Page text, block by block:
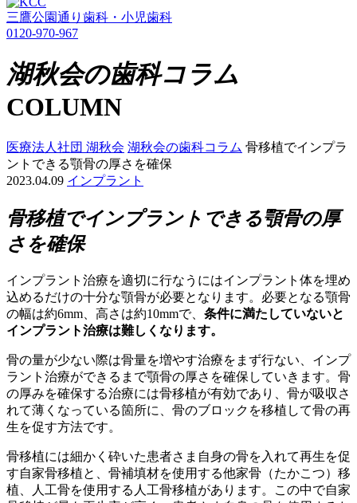
三鷹公園通り歯科・小児歯科
0120-970-967
湖秋会の歯科コラム
COLUMN
医療法人社団 湖秋会 湖秋会の歯科コラム 骨移植でインプラ
ントできる顎骨の厚さを確保
2023.04.09 インプラント
骨移植でインプラントできる顎骨の厚
さを確保
インプラント治療を適切に行なうにはインプラント体を埋め
込めるだけの十分な顎骨が必要となります。必要となる顎骨
の幅は約6mm、高さは約10mmで、 条件に満たしていないと
インプラント治療は難しくなります。
骨の量が少ない際は骨量を増やす治療をまず行ない、インプ
ラント治療ができるまで顎骨の厚さを確保していきます。骨
の厚みを確保する治療には骨移植が有効であり、骨が吸収さ
れて薄くなっている箇所に、骨のブロックを移植して骨の再
生を促す方法です。
骨移植には細かく砕いた患者さま自身の骨を入れて再生を促
す自家骨移植と、骨補填材を使用する他家骨（たかこつ）移
植、人工骨を使用する人工骨移植があります。この中で自家